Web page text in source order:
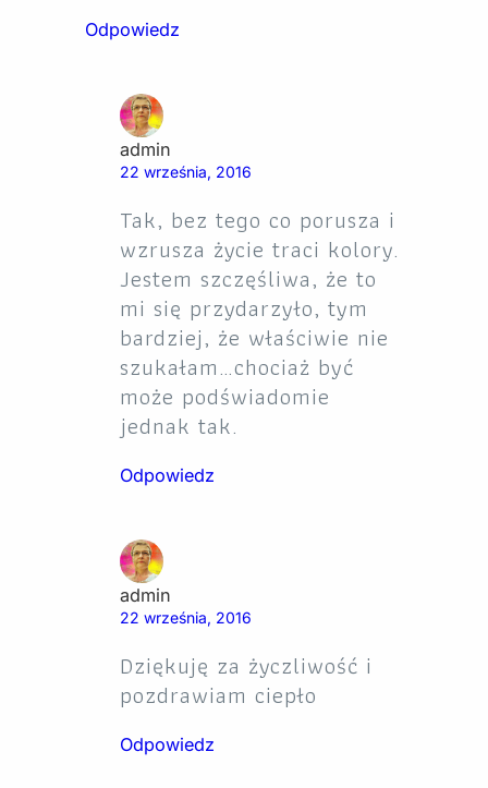
Odpowiedz
admin
22 września, 2016
Tak, bez tego co porusza i
wzrusza życie traci kolory.
Jestem szczęśliwa, że to
mi się przydarzyło, tym
bardziej, że właściwie nie
szukałam…chociaż być
może podświadomie
jednak tak.
Odpowiedz
admin
22 września, 2016
Dziękuję za życzliwość i
pozdrawiam ciepło
Odpowiedz